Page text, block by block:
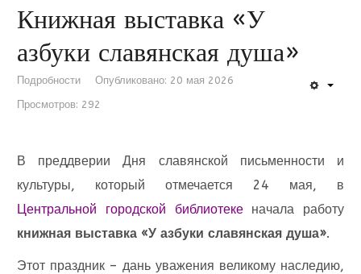
Книжная выставка «У
азбуки славянская душа»
Подробности
Опубликовано: 20 мая 2026
Просмотров: 292
В преддверии Дня славянской письменности и
культуры, который отмечается 24 мая, в
Центральной городской библиотекеначала работу
книжная выставка «У азбуки славянская душа».
Этот праздник – дань уважения великому наследию,